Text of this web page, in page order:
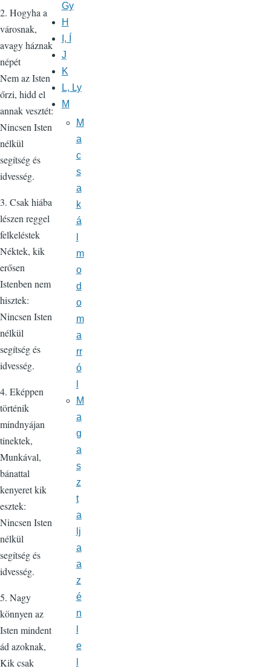
2. Hogyha a
városnak,
avagy háznak
népét
Nem az Isten
őrzi, hidd el
annak vesztét:
Nincsen Isten
nélkül
segítség és
idvesség.
3. Csak hiába
lészen reggel
felkeléstek
Néktek, kik
erősen
Istenben nem
hisztek:
Nincsen Isten
nélkül
segítség és
idvesség.
4. Eképpen
történik
mindnyájan
tinektek,
Munkával,
bánattal
kenyeret kik
esztek:
Nincsen Isten
nélkül
segítség és
idvesség.
5. Nagy
könnyen az
Isten mindent
ád azoknak,
Kik csak
Gy
H
I, Í
J
K
L, Ly
M
M
a
c
s
a
k
á
m
o
d
o
m
a
rr
ó
M
a
g
a
s
z
t
a
lj
a
a
z
é
n
e